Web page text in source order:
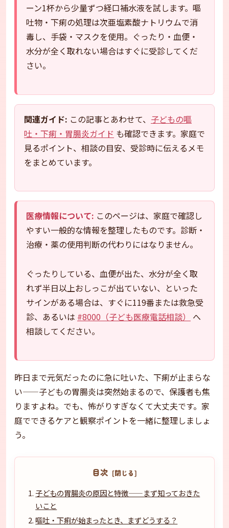
ーン1杯から少量ずつ経口補水液を試します。嘔
吐物・下痢の処理は次亜塩素酸ナトリウムで消
毒し、手袋・マスクを使用。ぐったり・血便・
水分が全く取れない場合はすぐに受診してくだ
さい。
関連ガイド: この記事とあわせて、 子どもの嘔
吐・下痢・胃腸炎ガイド も確認できます。家庭で
見るポイント、相談の目安、受診時に伝えるメモ
をまとめています。
医療情報について: このページは、家庭で確認し
やすい一般的な情報を整理したものです。診断・
治療・薬の使用判断の代わりにはなりません。
ぐったりしている、血便が出た、水分が全く取
れず半日以上おしっこが出ていない、といった
サインがある場合は、すぐに119番または救急受
診、あるいは #8000（子ども医療電話相談）
へ
相談してください。
昨日まで元気だったのに急に吐いた、下痢が止まらな
い——子どもの胃腸炎は突然始まるので、保護者も焦
りますよね。でも、怖がりすぎなくて大丈夫です。家
庭でできるケアと観察ポイントを一緒に整理しましょ
う。
目次
子どもの胃腸炎の原因と特徴——まず知っておきた
いこと
嘔吐・下痢が始まったとき、まずどうする？